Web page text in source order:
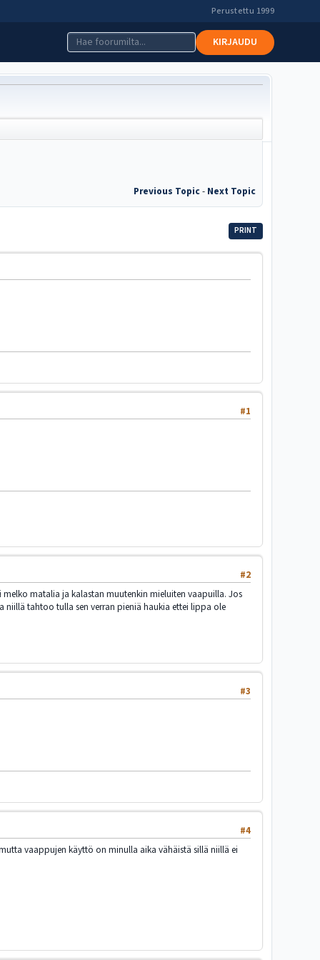
Perustettu 1999
KIRJAUDU
Previous Topic- Next Topic
PRINT
#1
#2
matalia ja kalastan muutenkin mieluiten vaapuilla. Jos
niillä tahtoo tulla sen verran pieniä haukia ettei lippa ole
#3
#4
vaappujen käyttö on minulla aika vähäistä sillä niillä ei